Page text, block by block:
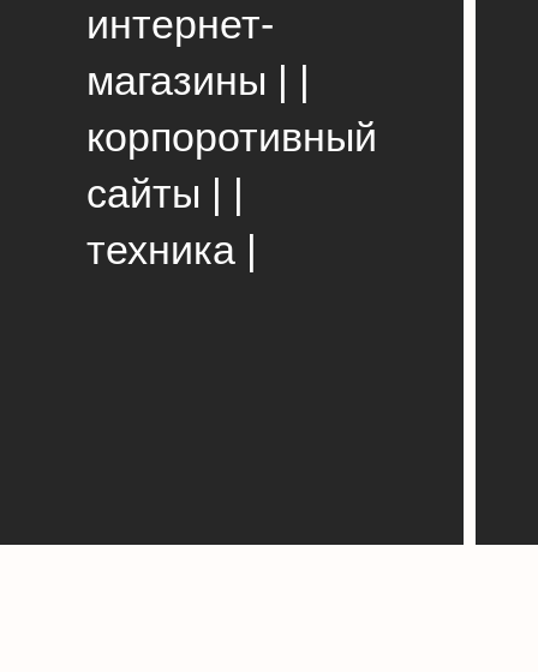
интернет-
магазины | |
корпоротивный
сайты | |
техника |